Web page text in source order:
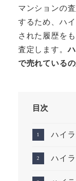
マンションの
するため、ハ
された履歴を
査定します。
で売れている
目次
ハイ
ハイ